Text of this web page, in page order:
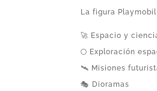
La figura
🚀 Espacio y
🌕 Exploración
🛰️ Misiones
🎭 Dioramas